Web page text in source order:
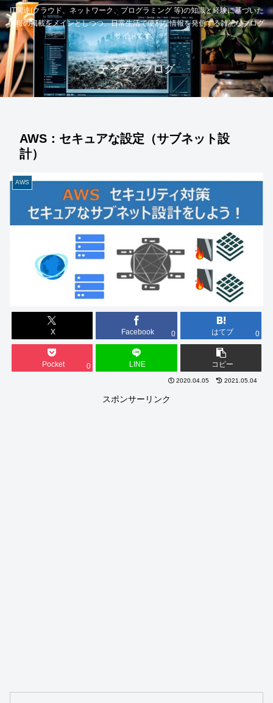
IT関連(クラウド、ネットワーク、プログラミング 等)の知識と経験に基づいた
情報の掲載をメインとしつつ、日常生活で便利な情報を発信する雑記なブログ
サイトです。
デジテクブログ
AWS：セキュアな設定（サブネット設
計）
AWS
X Facebook 0 はてブ 0
Pocket 0 LINE コピー
2020.04.05 2021.05.04
スポンサーリンク